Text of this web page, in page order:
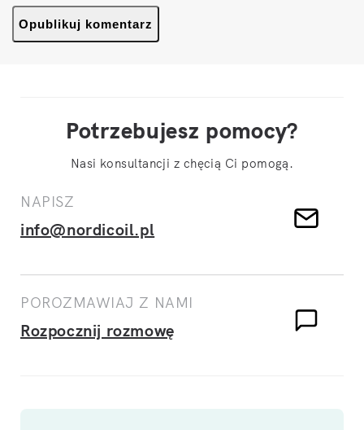
Potrzebujesz pomocy?
Nasi konsultancji z chęcią Ci pomogą.
NAPISZ
info@nordicoil.pl
POROZMAWIAJ Z NAMI
Rozpocznij rozmowę